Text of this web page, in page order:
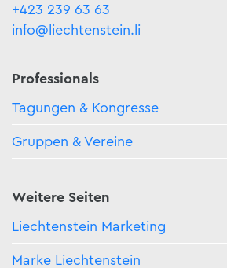
+423 239 63 63
info@liechtenstein.li
Professionals
Tagungen & Kongresse
Gruppen & Vereine
Weitere Seiten
Liechtenstein Marketing
Marke Liechtenstein